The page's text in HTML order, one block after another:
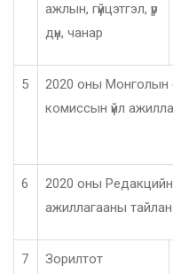
ажлын, гүйцэтгэл, үр
дүн, чанар
5
2020 оны Монголын
комиссын үйл
6
2020 оны Редакцийн
ажиллагааны тайлан
7
Зорилтот